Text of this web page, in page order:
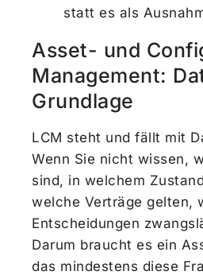
statt es als
Asset- und
Management:
Grundlage
LCM steht und fällt mit
Wenn Sie nicht wissen,
sind, in welchem
welche Verträge gelten,
Entscheidungen
Darum braucht es ein
das mindestens diese